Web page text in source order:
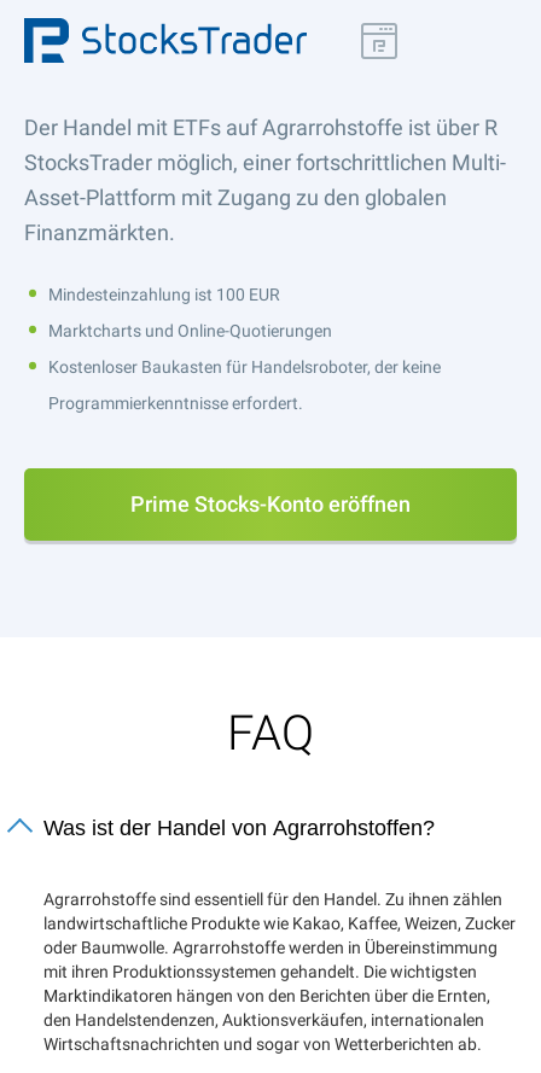
Der Handel mit ETFs auf Agrarrohstoffe ist über R
StocksTrader möglich, einer fortschrittlichen Multi-
Asset-Plattform mit Zugang zu den globalen
Finanzmärkten.
Mindesteinzahlung ist 100 EUR
Marktcharts und Online-Quotierungen
Kostenloser Baukasten für Handelsroboter, der keine
Programmierkenntnisse erfordert.
Prime Stocks-Konto eröffnen
FAQ
Was ist der Handel von Agrarrohstoffen?
Agrarrohstoffe sind essentiell für den Handel. Zu ihnen zählen
landwirtschaftliche Produkte wie Kakao, Kaffee, Weizen, Zucker
oder Baumwolle. Agrarrohstoffe werden in Übereinstimmung
mit ihren Produktionssystemen gehandelt. Die wichtigsten
Marktindikatoren hängen von den Berichten über die Ernten,
den Handelstendenzen, Auktionsverkäufen, internationalen
Wirtschaftsnachrichten und sogar von Wetterberichten ab.